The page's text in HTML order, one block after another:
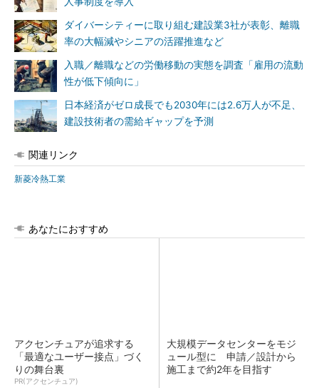
ダイバーシティーに取り組む建設業3社が表彰、離職
率の大幅減やシニアの活躍推進など
入職／離職などの労働移動の実態を調査「雇用の流動
性が低下傾向に」
日本経済がゼロ成長でも2030年には2.6万人が不足、
建設技術者の需給ギャップを予測
関連リンク
新菱冷熱工業
あなたにおすすめ
アクセンチュアが追求する
「最適なユーザー接点」づく
りの舞台裏
PR(アクセンチュア)
大規模データセンターをモジ
ュール型に 申請／設計から
施工まで約2年を目指す